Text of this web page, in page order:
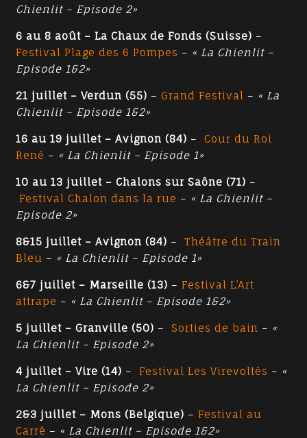
Chienlit – Episode 2»
6 au 8 août – La Chaux de Fonds (Suisse) –
Festival Plage des 6 Pompes – « La Chienlit –
Episode 1&2»
21 juillet – Verdun (55) –Grand Festival – « La
Chienlit – Episode 1&2»
16 au 19 juillet – Avignon (84) –
Cour du Roi
René – « La Chienlit – Episode 1»
10 au 13 juillet – Chalons sur Saône (71) –
Festival Chalon dans la rue – « La Chienlit –
Episode 2»
8&15 juillet – Avignon (84) –Théâtre du Train
Bleu – « La Chienlit – Episode 1»
6&7 juillet – Marseille (13) – Festival L’Art
attrape – « La Chienlit – Episode 1&2»
5 juillet – Granville (50) –Sorties de bain – «
La Chienlit – Episode 2»
4 juillet – Vire (14) – Festival Les Virevoltés – «
La Chienlit – Episode 2»
2&3 juillet – Mons (Belgique) – Festival au
Carré – « La Chienlit – Episode 1&2»